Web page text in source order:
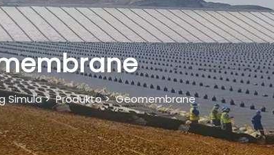
Simula>Produkto>Geomembrane